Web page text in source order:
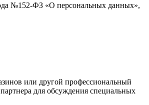
№152-ФЗ «О персональных данных»,
или другой профессиональный
для обсуждения специальных